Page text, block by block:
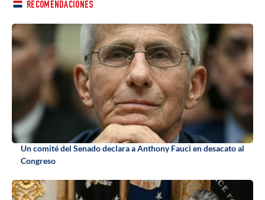
RECOMENDACIONES
Un comité del Senado declara a Anthony Fauci en desacato al
Congreso